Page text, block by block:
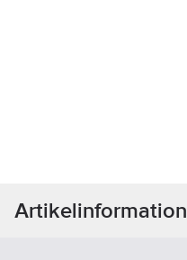
Artikelinformation